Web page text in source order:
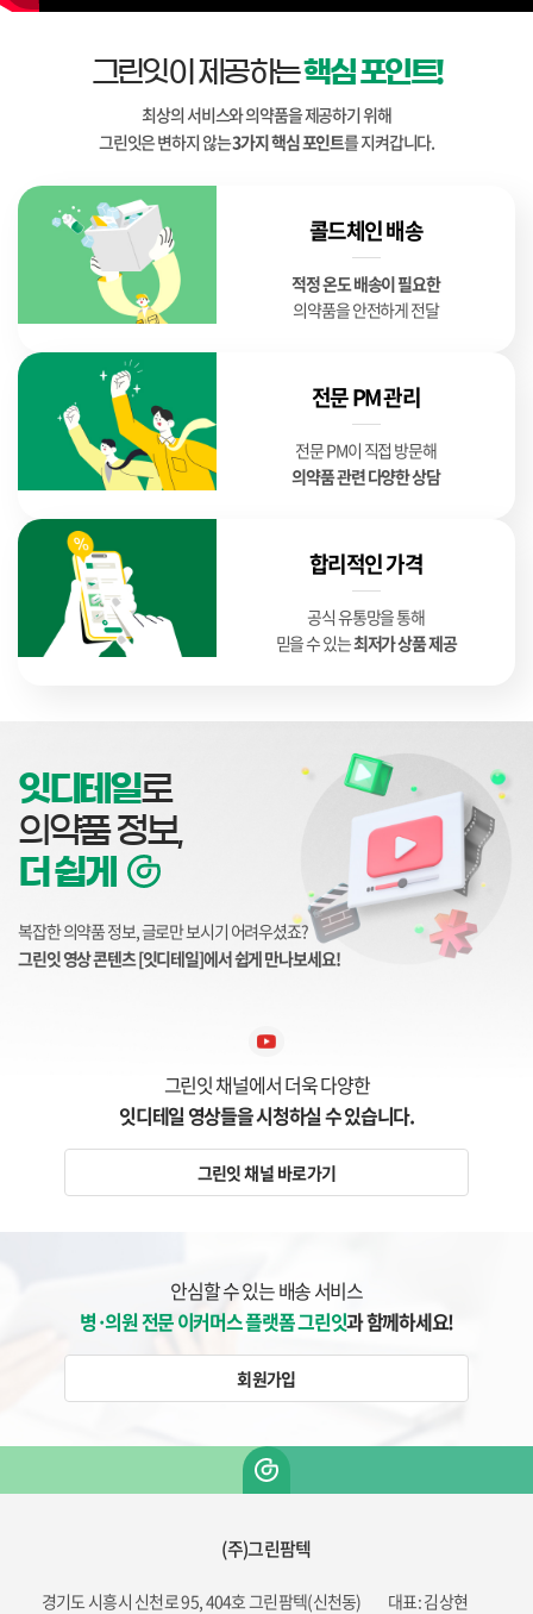
그린잇이 제공하는핵심 포인트!
최상의 서비스와 의약품을 제공하기 위해
그린잇은 변하지 않는3가지 핵심 포인트를 지켜갑니다.
콜드체인 배송
적정 온도 배송이 필요한
의약품을 안전하게 전달
전문 PM 관리
전문 PM이 직접 방문해
의약품 관련 다양한 상담
합리적인 가격
공식 유통망을 통해
믿을 수 있는최저가 상품 제공
잇디테일로
의약품 정보,
더 쉽게
복잡한 의약품 정보, 글로만 보시기 어려우셨죠?
그린잇 영상 콘텐츠 [잇디테일]에서 쉽게 만나보세요!
그린잇 채널에서 더욱 다양한
잇디테일 영상들을 시청하실 수 있습니다.
그린잇 채널 바로가기
안심할 수 있는 배송 서비스
병·의원 전문 이커머스 플랫폼 그린잇과 함께하세요!
회원가입
(주)그린팜텍
경기도 시흥시 신천로 95, 404호 그린팜텍(신천동) 대표: 김상현